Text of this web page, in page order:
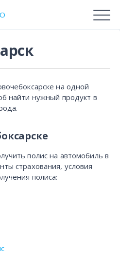
на одной
найти нужный продукт в
полис на автомобиль в
страхования, условия
полиса: